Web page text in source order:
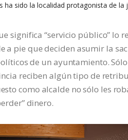
ha sido la localidad protagonista de la
significa “servicio público” lo
a pie que deciden asumir la
de un ayuntamiento.
reciben algún tipo de
como alcalde no sólo les
dinero.